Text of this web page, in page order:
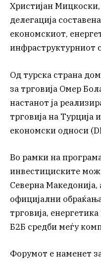
Христијан
делегација
економскиот,
инфраструктурниот
Од турска страна
за трговија Омер
настанот ја
трговија на
економски односи
Во рамки на
инвестициските
Северна
официјални
трговија,
Б2Б средби меѓу
Форумот е наменет